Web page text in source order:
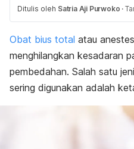
Ditulis oleh Satria Aji Purwoko ·
Obat bius total atau
menghilangkan kesadaran
pembedahan. Salah satu
sering digunakan adalah